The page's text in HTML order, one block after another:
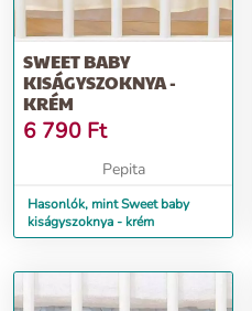
SWEET BABY
KISÁGYSZOKNYA -
KRÉM
6 790 Ft
Pepita
Hasonlók, mint Sweet baby
kiságyszoknya - krém